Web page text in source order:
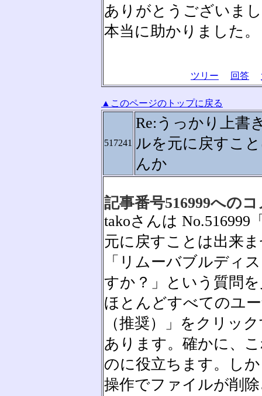
ありがとうございま
本当に助かりました。
ツリー 回答
▲このページのトップに戻る
517241
Re:うっかり上書
ルを元に戻すこ
んか
記事番号516999への
takoさんは
元に戻すことは出来
「リムーバブルディ
すか？」という質問
ほとんどすべてのユ
（推奨）」をクリッ
あります。確かに、
のに役立ちます。し
操作でファイルが削